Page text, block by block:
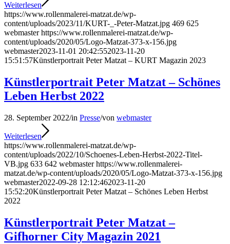
Weiterlesen
https://www.rollenmalerei-matzat.de/wp-
content/uploads/2023/11/KURT-_-Peter-Matzat.jpg 469 625
webmaster https://www.rollenmalerei-matzat.de/wp-
content/uploads/2020/05/Logo-Matzat-373-x-156.jpg
webmaster2023-11-01 20:42:552023-11-20
15:51:57Künstlerportrait Peter Matzat – KURT Magazin 2023
Künstlerportrait Peter Matzat – Schönes
Leben Herbst 2022
28. September 2022/in Presse/von webmaster
Weiterlesen
https://www.rollenmalerei-matzat.de/wp-
content/uploads/2022/10/Schoenes-Leben-Herbst-2022-Titel-
VB.jpg 633 642 webmaster https://www.rollenmalerei-
matzat.de/wp-content/uploads/2020/05/Logo-Matzat-373-x-156.jpg
webmaster2022-09-28 12:12:462023-11-20
15:52:20Künstlerportrait Peter Matzat – Schönes Leben Herbst
2022
Künstlerportrait Peter Matzat –
Gifhorner City Magazin 2021